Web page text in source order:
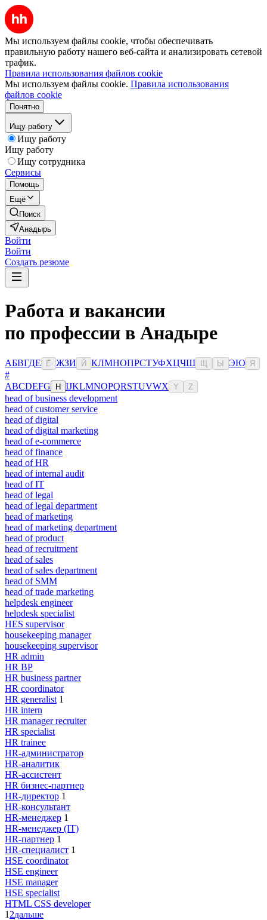
Мы используем файлы cookie, чтобы обеспечивать
правильную работу нашего веб-сайта и анализировать сетевой
трафик.
Правила использования файлов cookie
Мы используем файлы cookie. Правила использования
файлов cookie
Понятно
Ищу работу
Ищу работу
Ищу работу
Ищу сотрудника
Сервисы
Помощь
Ещё
Поиск
Анадырь
Войти
Войти
Создать резюме
Работа и вакансии
по профессии в Анадыре
АБВГДЕ Ё ЖЗИ Й КЛМНОПРСТУФХЦЧШ Ы ЭЮ Я
#
ABCDEFG H IJKLMNOPQRSTUVWX Y Z
head of business development
head of customer service
head of digital
head of digital marketing
head of e-commerce
head of finance
head of HR
head of internal audit
head of IT
head of legal
head of legal department
head of marketing
head of marketing department
head of product
head of recruitment
head of sales
head of sales department
head of SMM
head of trade marketing
helpdesk engineer
helpdesk specialist
HES supervisor
housekeeping manager
housekeeping supervisor
HR admin
HR BP
HR business partner
HR coordinator
HR generalist 1
HR intern
HR manager recruiter
HR specialist
HR trainee
HR-администратор
HR-аналитик
HR-ассистент
HR бизнес-партнер
HR-директор 1
HR-консультант
HR-менеджер 1
HR-менеджер (IT)
HR-партнер 1
HR-специалист 1
HSE coordinator
HSE engineer
HSE manager
HSE specialist
HTML CSS developer
1 2дальше